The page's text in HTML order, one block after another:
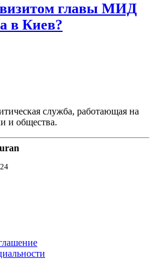
визитом главы МИД
в Киев?
служба, работающая на
и общества.